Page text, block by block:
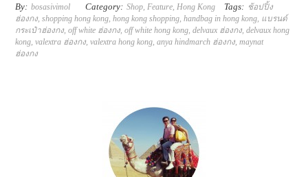
By: bosasivimol Category: Shop Feature Hong Kong Tags: ช้อปปิ้ง
ฮ่องกง,shopping hong kong ,hong kong shopping ,handbag in hong kong แบรนด์
กระเป๋าฮ่องกง,off white ฮ่องกง,off white hong kong ,delvaux ฮ่องกง,delvaux hong
kong ,valextra ฮ่องกง,valextra hong kong ,anya hindmarch ฮ่องกง,maynat
ฮ่องกง